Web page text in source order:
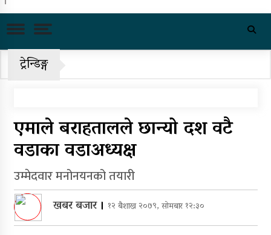
काँग्रेस केन्द्रीय समितिको बैठक साउन
चीनको दबाबपछि तिब्बत सम्मेलनमा
दलाई लामाका प्रतिनिधि नआउने
पहिरो र बाढीका कारण देशका विभिन्न
राजमार्ग अवरुद्ध
‘नागढुंगा-सिस्नेखोला सुरुङमार्ग’
सञ्चालनमा, शुल्कदर यस्तो छ…
ट्रेन्डिङ्ग
एमाले बराहतालले छान्यो दश वटै
वडाका वडाअध्यक्ष
उम्मेदवार मनोनयनको तयारी
खबर बजार। १२ बैशाख २०७९, सोमबार १२:३०